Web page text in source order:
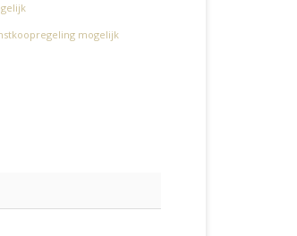
mogelijk